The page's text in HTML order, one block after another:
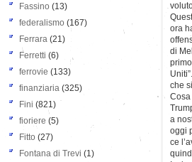
ora
di
che
a
oggi
ce
Fassino (13)
federalismo (167)
Ferrara (21)
Ferretti (6)
ferrovie (133)
finanziaria (325)
Fini (821)
fioriere (5)
Fitto (27)
Fontana di Trevi (1)